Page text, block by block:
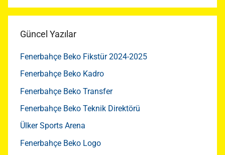
Güncel Yazılar
Fenerbahçe Beko Fikstür 2024-2025
Fenerbahçe Beko Kadro
Fenerbahçe Beko Transfer
Fenerbahçe Beko Teknik Direktörü
Ülker Sports Arena
Fenerbahçe Beko Logo